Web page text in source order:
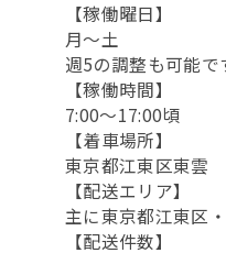
【稼働曜日】
月～土
週5の調整も可能で
【稼働時間】
7:00〜17:00頃
【着車場所】
東京都江東区東雲
【配送エリア】
主に東京都江東区
【配送件数】